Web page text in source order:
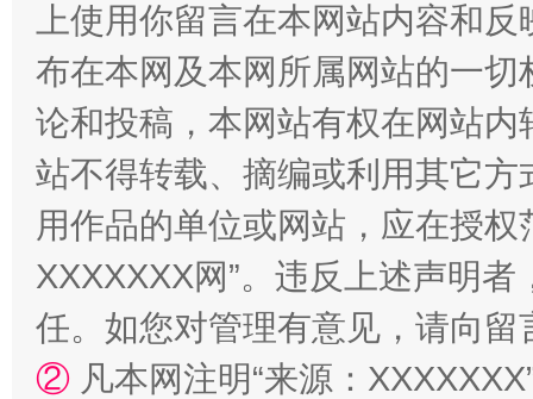
站台名比不上好声名
上使用你留言在本网站内容和
布在本网及本网所属网站的一
论和投稿，本网站有权在网站
站不得转载、摘编或利用其它
用作品的单位或网站，应在授
XXXXXXX网”。违反上述声明
任。如您对管理有意见，请向
② 凡本网注明“来源：